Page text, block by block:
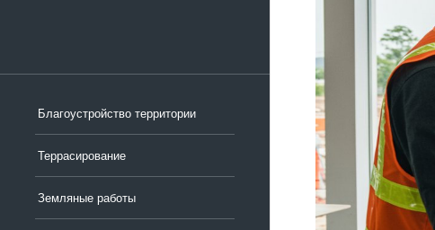
Благоустройство территории
Террасирование
Земляные работы